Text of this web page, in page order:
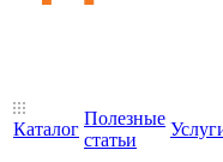
Каталог
Полезные
статьи